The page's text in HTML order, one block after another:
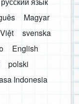
Magyar
svenska
English
polski
Indonesia